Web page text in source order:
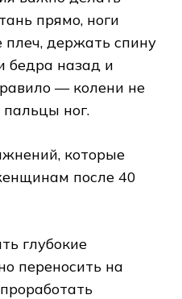
прямо, ноги
держать спину
бедра назад и
— колени не
ног.
глубокие
переносить на